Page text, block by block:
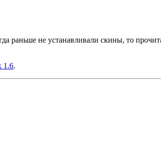
раньше не устанавливали скины, то
1.6.